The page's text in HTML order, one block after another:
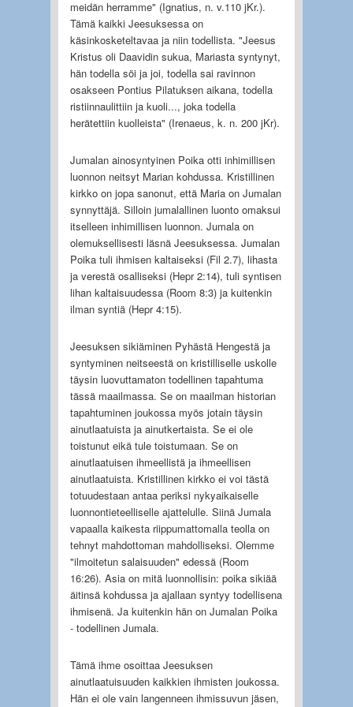
meidän herramme" (Ignatius, n. v.110 jKr.).
Tämä kaikki Jeesuksessa on
käsinkosketeltavaa ja niin todellista. "Jeesus
Kristus oli Daavidin sukua, Mariasta syntynyt,
hän todella söi ja joi, todella sai ravinnon
osakseen Pontius Pilatuksen aikana, todella
ristiinnaulittiin ja kuoli..., joka todella
herätettiin kuolleista" (Irenaeus, k. n. 200 jKr).
Jumalan ainosyntyinen Poika otti inhimillisen
luonnon neitsyt Marian kohdussa. Kristillinen
kirkko on jopa sanonut, että Maria on Jumalan
synnyttäjä. Silloin jumalallinen luonto omaksui
itselleen inhimillisen luonnon. Jumala on
olemuksellisesti läsnä Jeesuksessa. Jumalan
Poika tuli ihmisen kaltaiseksi (Fil 2.7), lihasta
ja verestä osalliseksi (Hepr 2:14), tuli syntisen
lihan kaltaisuudessa (Room 8:3) ja kuitenkin
ilman syntiä (Hepr 4:15).
Jeesuksen sikiäminen Pyhästä Hengestä ja
syntyminen neitseestä on kristilliselle uskolle
täysin luovuttamaton todellinen tapahtuma
tässä maailmassa. Se on maailman historian
tapahtuminen joukossa myös jotain täysin
ainutlaatuista ja ainutkertaista. Se ei ole
toistunut eikä tule toistumaan. Se on
ainutlaatuisen ihmeellistä ja ihmeellisen
ainutlaatuista. Kristillinen kirkko ei voi tästä
totuudestaan antaa periksi nykyaikaiselle
luonnontieteelliselle ajattelulle. Siinä Jumala
vapaalla kaikesta riippumattomalla teolla on
tehnyt mahdottoman mahdolliseksi. Olemme
"ilmoitetun salaisuuden" edessä (Room
16:26). Asia on mitä luonnollisin: poika sikiää
äitinsä kohdussa ja ajallaan syntyy todellisena
ihmisenä. Ja kuitenkin hän on Jumalan Poika
- todellinen Jumala.
Tämä ihme osoittaa Jeesuksen
ainutlaatuisuuden kaikkien ihmisten joukossa.
Hän ei ole vain langenneen ihmissuvun jäsen,